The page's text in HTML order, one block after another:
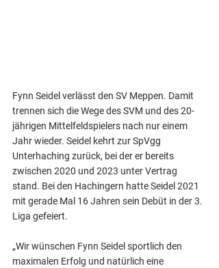
Fynn Seidel verlässt den SV Meppen. Damit
trennen sich die Wege des SVM und des 20-
jährigen Mittelfeldspielers nach nur einem
Jahr wieder. Seidel kehrt zur SpVgg
Unterhaching zurück, bei der er bereits
zwischen 2020 und 2023 unter Vertrag
stand. Bei den Hachingern hatte Seidel 2021
mit gerade Mal 16 Jahren sein Debüt in der 3.
Liga gefeiert.
„Wir wünschen Fynn Seidel sportlich den
maximalen Erfolg und natürlich eine